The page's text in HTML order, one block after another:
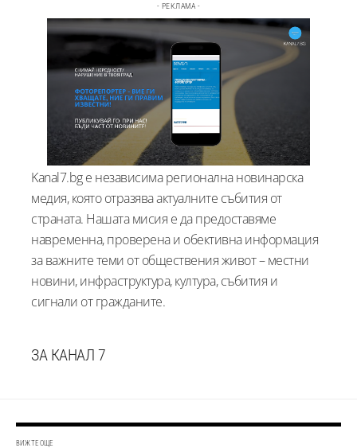
- РЕКЛАМА -
Kanal7.bg е независима регионална новинарска
медия, която отразява актуалните събития от
страната. Нашата мисия е да предоставяме
навременна, проверена и обективна информация
за важните теми от обществения живот – местни
новини, инфраструктура, култура, събития и
сигнали от гражданите.
ЗА КАНАЛ 7
ВИЖТЕ ОЩЕ